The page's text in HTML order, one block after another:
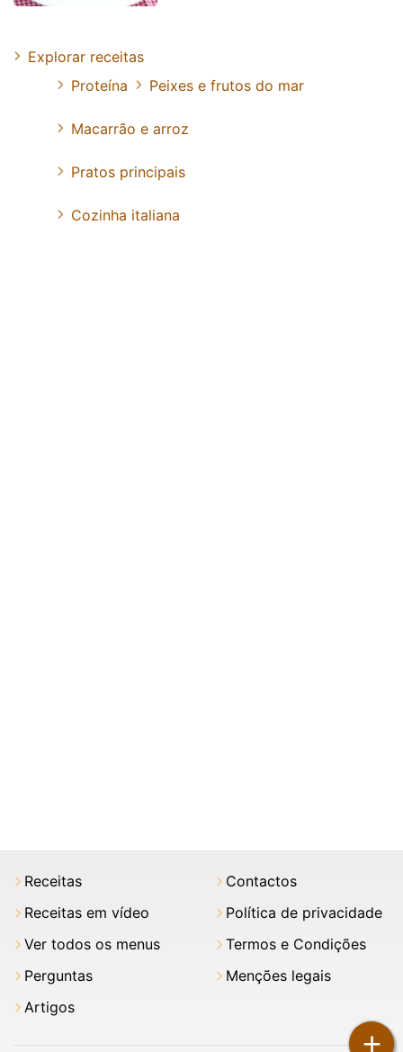
+
Explorar receitas
Proteína
Peixes e frutos do mar
Macarrão e arroz
Pratos principais
Cozinha italiana
Receitas
Receitas em vídeo
Ver todos os menus
Perguntas
Artigos
Contactos
Política de privacidade
Termos e Condições
Menções legais